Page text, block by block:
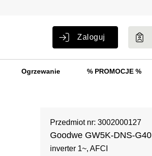
Zaloguj
Ogrzewanie % PROMOCJE %
Przedmiot nr: 3002000127
Goodwe GW5K-DNS-G40
inverter 1~, AFCI